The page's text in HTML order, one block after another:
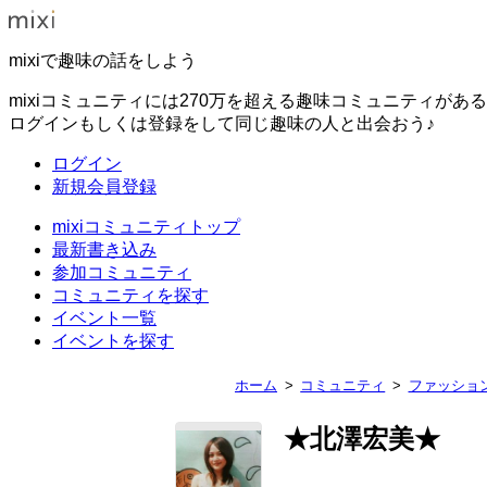
mixiで趣味の話をしよう
mixiコミュニティには270万を超える趣味コミュニティがある
ログインもしくは登録をして同じ趣味の人と出会おう♪
ログイン
新規会員登録
mixiコミュニティトップ
最新書き込み
参加コミュニティ
コミュニティを探す
イベント一覧
イベントを探す
ホーム コミュニティ ファッショ
★北澤宏美★